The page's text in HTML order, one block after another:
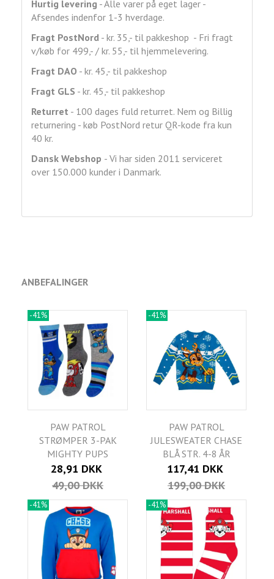
Hurtig levering - Alle varer på eget lager -
Afsendes indenfor 1-3 hverdage.
Fragt PostNord - kr. 35,- til pakkeshop - Fri fragt
v/køb for 499,- / kr. 55,- til hjemmelevering.
Fragt DAO - kr. 45,- til pakkeshop
Fragt GLS - kr. 45,- til pakkeshop
Returret - 100 dages fuld returret. Nem og Billig
returnering - køb PostNord retur QR-kode fra kun
40 kr.
Dansk Webshop - Vi har siden 2011 serviceret
over 150.000 kunder i Danmark.
ANBEFALINGER
-41%
PAW PATROL
STRØMPER 3-PAK
MIGHTY PUPS
28,91 DKK
49,00 DKK
-41%
PAW PATROL
JULESWEATER CHASE
BLÅ STR. 4-8 ÅR
117,41 DKK
199,00 DKK
-41% -41%